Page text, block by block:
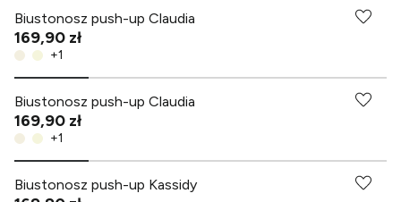
Sprawdź
Biustonosz push-up Claudia
169,90 zł
+1
Biustonosz push-up Claudia
169,90 zł
+1
-70% przy zakupach za min. 349 zł
Biustonosz push-up Kassidy